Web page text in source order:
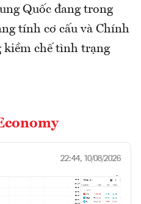
Quốc đang trong
tính cơ cấu và Chính
kiềm chế tình trạng
22:44, 10/08/2026